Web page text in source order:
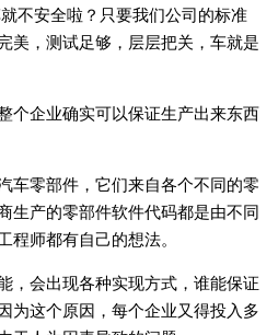
不安全啦？只要我们公司的标准
美，测试足够，层层把关，车就是
个企业确实可以保证生产出来东西
车零部件，它们来自各个不同的零
生产的零部件软件代码都是由不同
程师都有自己的想法。
，会出现各种实现方式，谁能保证
为这个原因，每个企业又得投入多